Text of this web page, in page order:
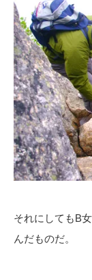
それにしてもB
んだものだ。